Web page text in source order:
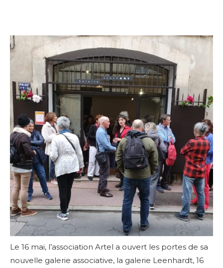
Le 16 mai, l’association Artel a ouvert les portes de sa
nouvelle galerie associative, la galerie Leenhardt, 16